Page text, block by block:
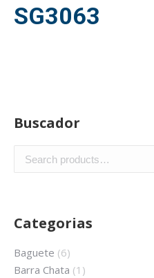
SG3063
Buscador
Categorias
Baguete (6)
Barra Chata (1)